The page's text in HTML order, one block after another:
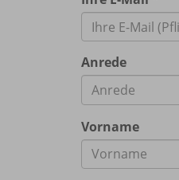
Anrede
Vorname